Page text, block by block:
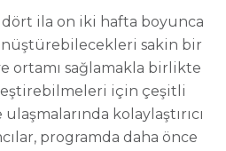
dört ila on iki hafta boyunca
sakin bir
ortamı sağlamakla birlikte
için çeşitli
kolaylaştırıcı
programda daha önce